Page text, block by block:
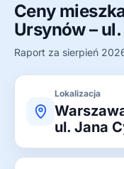
Ceny
Ursynów –
Raport za sierpień
Lokalizacja
ul. Jana